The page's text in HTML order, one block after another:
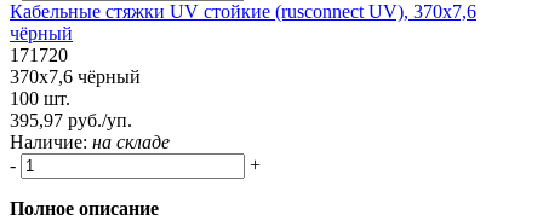
Кабельные стяжки UV стойкие (rusconnect UV), 370х7,6
чёрный
171720
370х7,6 чёрный
100 шт.
395,97 руб./уп.
Наличие: на складе
-
+
Полное описание